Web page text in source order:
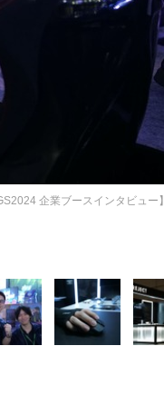
企業ブースインタビュー】